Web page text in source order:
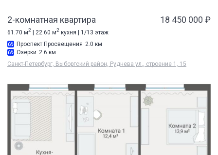
2-комнатная квартира 18 450 000 ₽
61.70 м2 | 22.60 м2 кухня | 1/13 этаж
Проспект Просвещения 2.0 км
Озерки 2.6 км
Санкт-Петербург, Выборгский район, Руднева ул., строение 1, 15